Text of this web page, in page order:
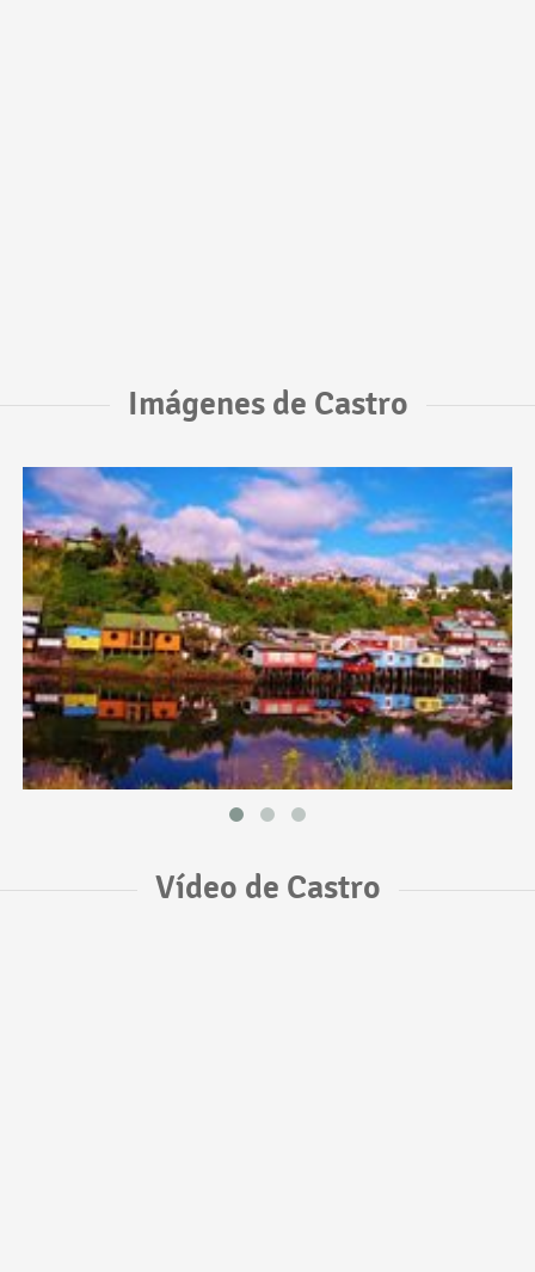
Imágenes de Castro
Vídeo de Castro